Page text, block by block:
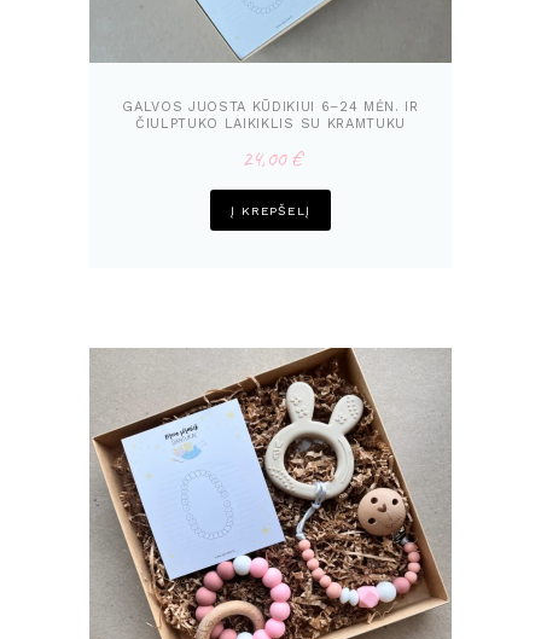
GALVOS JUOSTA KŪDIKIUI 6–24 MĖN. IR
ČIULPTUKO LAIKIKLIS SU KRAMTUKU
24,00€
Į KREPŠELĮ